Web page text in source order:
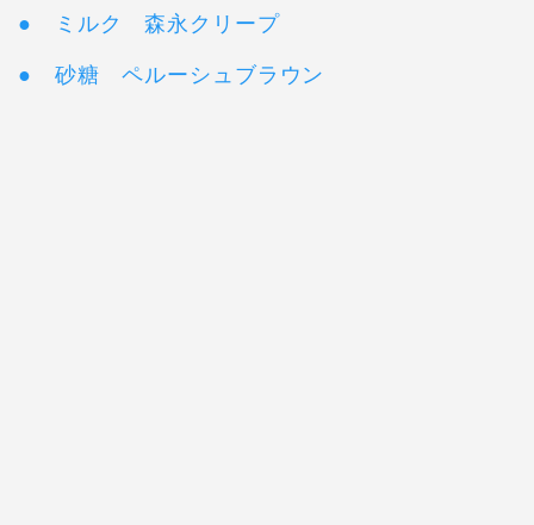
● ミルク 森永クリープ
● 砂糖 ペルーシュブラウン